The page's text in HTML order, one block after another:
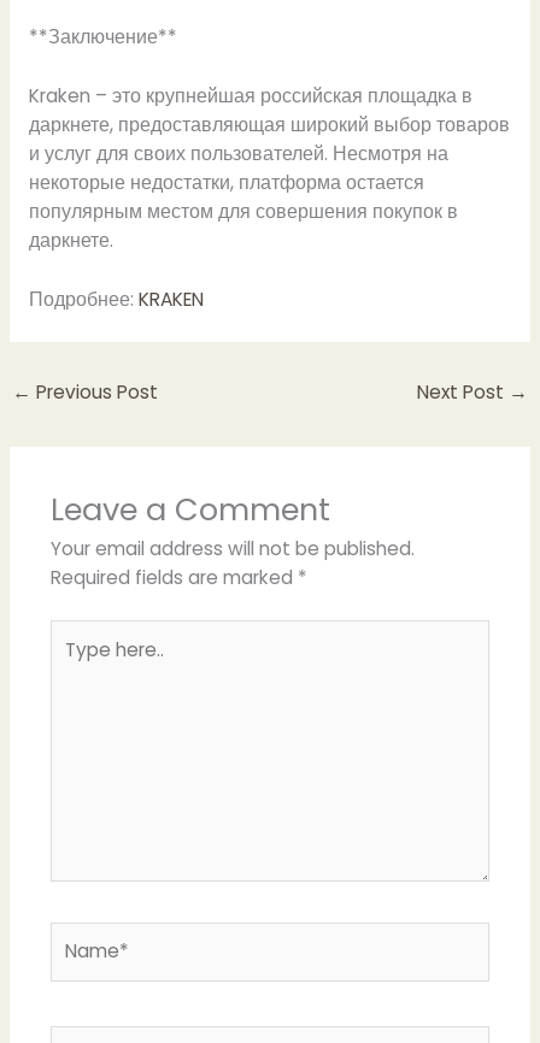
**Заключение**
Kraken – это крупнейшая российская площадка в
даркнете, предоставляющая широкий выбор товаров
и услуг для своих пользователей. Несмотря на
некоторые недостатки, платформа остается
популярным местом для совершения покупок в
даркнете.
Подробнее: KRAKEN
← Previous Post Next Post →
Leave a Comment
Your email address will not be published.
Required fields are marked *
here..